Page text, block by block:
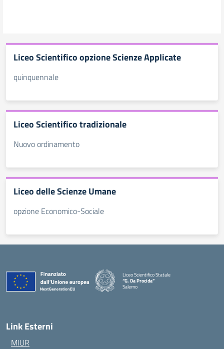
Liceo Scientifico opzione Scienze Applicate
quinquennale
Liceo Scientifico tradizionale
Nuovo ordinamento
Liceo delle Scienze Umane
opzione Economico-Sociale
Liceo Scientifico Statale
“G. Da Procida”
Salerno
Link Esterni
MIUR